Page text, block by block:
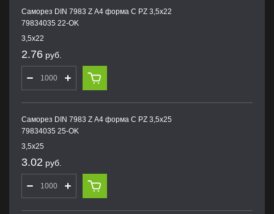
Саморез DIN 7983 Z А4 форма С PZ 3,5х22
79834035 22-OK
3,5х22
2.76 руб.
Саморез DIN 7983 Z А4 форма С PZ 3,5х25
79834035 25-OK
3,5х25
3.02 руб.